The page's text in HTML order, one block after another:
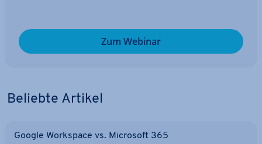
Zum Webinar
Beliebte Artikel
Google Workspace vs. Microsoft 365